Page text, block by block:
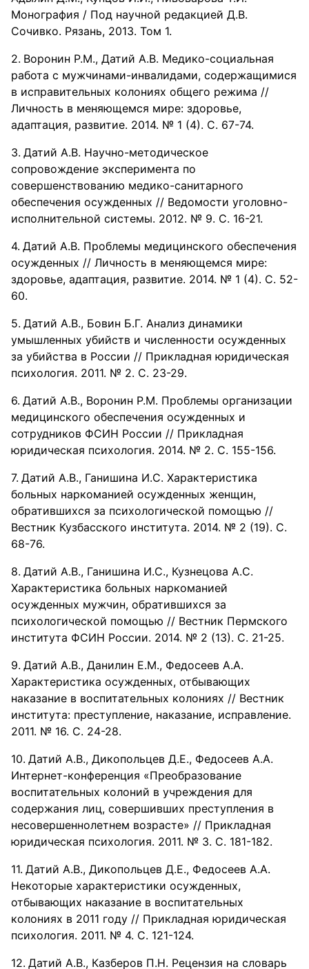
Монография / Под научной редакцией Д.В.
Сочивко. Рязань, 2013. Том 1.
Воронин Р.М., Датий А.В. Медико-социальная
работа с мужчинами-инвалидами, содержащимися
в исправительных колониях общего режима //
Личность в меняющемся мире: здоровье,
адаптация, развитие. 2014. № 1 (4). С. 67-74.
Датий А.В. Научно-методическое
сопровождение эксперимента по
совершенствованию медико-санитарного
обеспечения осужденных // Ведомости уголовно-
исполнительной системы. 2012. № 9. С. 16-21.
Датий А.В. Проблемы медицинского обеспечения
осужденных // Личность в меняющемся мире:
здоровье, адаптация, развитие. 2014. № 1 (4). С. 52-
60.
Датий А.В., Бовин Б.Г. Анализ динамики
умышленных убийств и численности осужденных
за убийства в России // Прикладная юридическая
психология. 2011. № 2. С. 23-29.
Датий А.В., Воронин Р.М. Проблемы организации
медицинского обеспечения осужденных и
сотрудников ФСИН России // Прикладная
юридическая психология. 2014. № 2. С. 155-156.
Датий А.В., Ганишина И.С. Характеристика
больных наркоманией осужденных женщин,
обратившихся за психологической помощью //
Вестник Кузбасского института. 2014. № 2 (19). С.
68-76.
Датий А.В., Ганишина И.С., Кузнецова А.С.
Характеристика больных наркоманией
осужденных мужчин, обратившихся за
психологической помощью // Вестник Пермского
института ФСИН России. 2014. № 2 (13). С. 21-25.
Датий А.В., Данилин Е.М., Федосеев А.А.
Характеристика осужденных, отбывающих
наказание в воспитательных колониях // Вестник
института: преступление, наказание, исправление.
2011. № 16. С. 24-28.
Датий А.В., Дикопольцев Д.Е., Федосеев А.А.
Интернет-конференция «Преобразование
воспитательных колоний в учреждения для
содержания лиц, совершивших преступления в
несовершеннолетнем возрасте» // Прикладная
юридическая психология. 2011. № 3. С. 181-182.
Датий А.В., Дикопольцев Д.Е., Федосеев А.А.
Некоторые характеристики осужденных,
отбывающих наказание в воспитательных
колониях в 2011 году // Прикладная юридическая
психология. 2011. № 4. С. 121-124.
Датий А.В., Казберов П.Н. Рецензия на словарь